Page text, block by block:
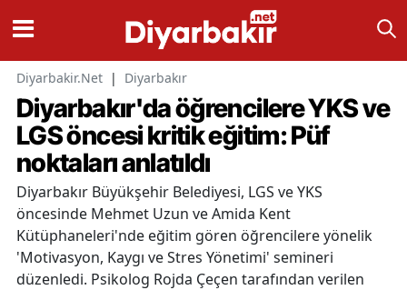
Diyarbakir.Net | Diyarbakır
Diyarbakır'da öğrencilere YKS ve
LGS öncesi kritik eğitim: Püf
noktaları anlatıldı
Diyarbakır Büyükşehir Belediyesi, LGS ve YKS
öncesinde Mehmet Uzun ve Amida Kent
Kütüphaneleri'nde eğitim gören öğrencilere yönelik
'Motivasyon, Kaygı ve Stres Yönetimi' semineri
düzenledi. Psikolog Rojda Çeçen tarafından verilen